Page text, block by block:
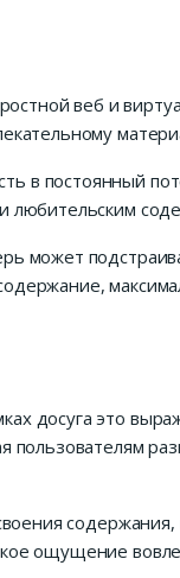
веб и
в постоянный
любительским
может
досуга это
содержания,
ощущение